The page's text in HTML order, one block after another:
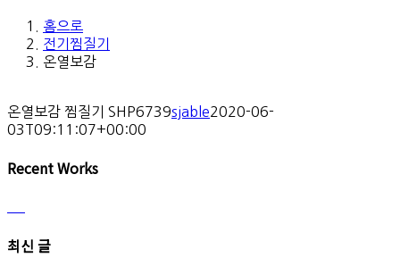
홈으로
전기찜질기
온열보감
온열보감 찜질기 SHP6739sjable2020-06-
03T09:11:07+00:00
Recent Works
최신 글